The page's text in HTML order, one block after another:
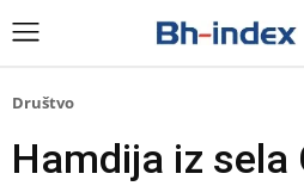
Društvo
Hamdija iz sela